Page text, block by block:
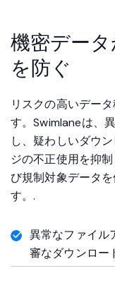
機密データ
を防ぐ
リスクの高いデー
す。Swimlaneは、
し、疑わしいダウ
ジの不正使用を抑
び規制対象データ
異常なファイル